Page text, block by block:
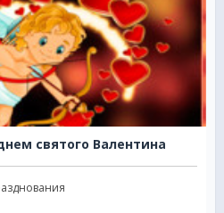
святого Валентина